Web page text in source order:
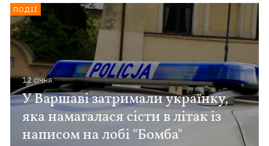
12 сiчня
У Варшаві затримали українку,
яка намагалася сісти в літак із
написом на лобі "Бомба"
ПОДІЇ